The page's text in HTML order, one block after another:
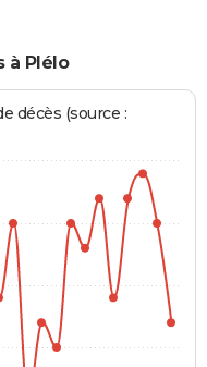
à Plélo
décès (source :